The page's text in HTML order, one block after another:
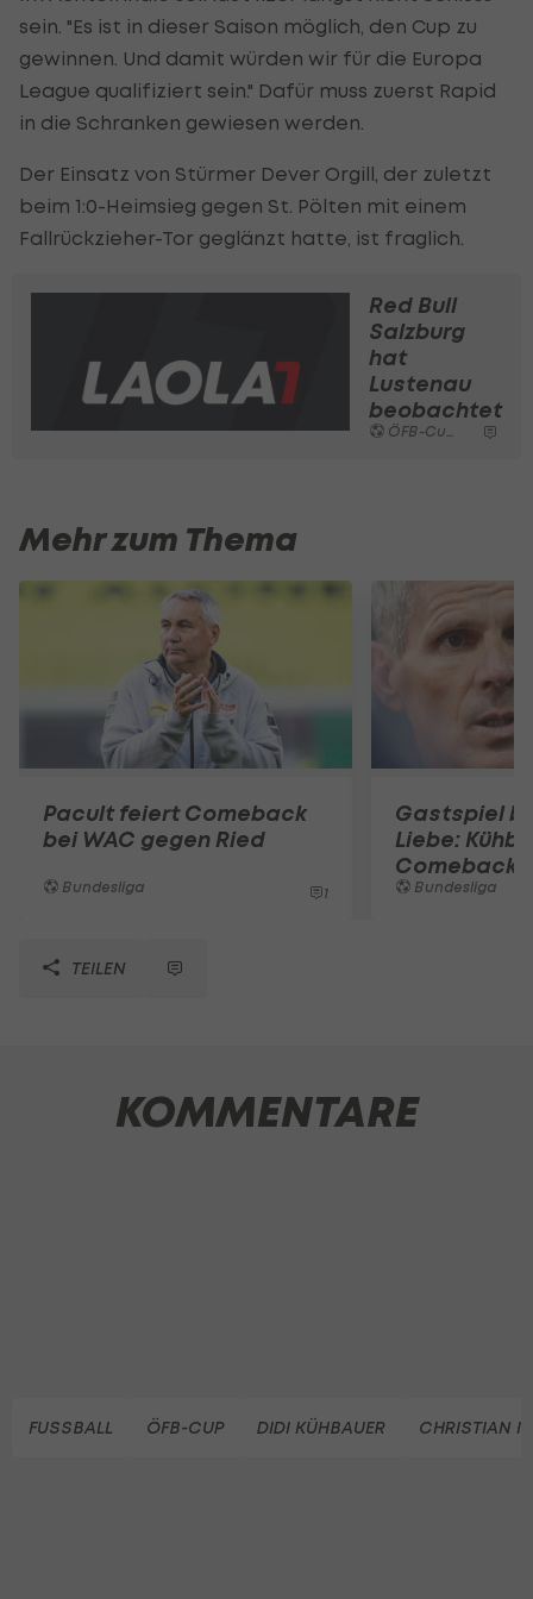
sein. "Es ist in dieser Saison möglich, den Cup zu
gewinnen. Und damit würden wir für die Europa
League qualifiziert sein." Dafür muss zuerst Rapid
in die Schranken gewiesen werden.
Der Einsatz von Stürmer Dever Orgill, der zuletzt
beim 1:0-Heimsieg gegen St. Pölten mit einem
Fallrückzieher-Tor geglänzt hatte, ist fraglich.
Red Bull
Salzburg
hat
Lustenau
beobachtet
ÖFB-Cup
Mehr zum Thema
Pacult feiert Comeback
bei WAC gegen Ried
Bundesliga 1
Gastspiel
Liebe:
Comeback
Bundesliga
TEILEN
KOMMENTARE
FUSSBALL ÖFB-CUP DIDI KÜHBAUER CHRISTIAN